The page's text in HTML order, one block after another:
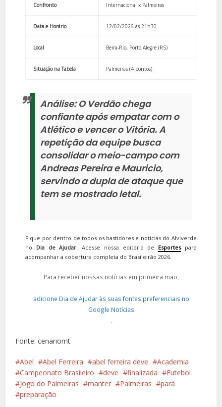
Confronto Internacional x Palmeiras
Data e Horário 12/02/2026 às 21h30
Local Beira-Rio, Porto Alegre (RS)
Situação na Tabela Palmeiras (4 pontos)
Análise:O Verdão chega
confiante após empatar com o
Atlético e vencer o Vitória. A
repetição da equipe busca
consolidar o meio-campo com
Andreas Pereira e Mauricio,
servindo a dupla de ataque que
tem se mostrado letal.
Fique por dentro de todos os bastidores e notícias do Alviverde
no Dia de Ajudar. Acesse nossa editoria de Esportespara
acompanhar a cobertura completa do Brasileirão 2026.
Para receber nossas notícias em primeira mão,
adicione Dia de Ajudar às suas fontes preferenciais no
Google Notícias
.
Fonte: cenariomt
Abel Abel Ferreira abel ferreira deve
Academia
Campeonato Brasileiro
deve finalizada
Futebol
Jogo do Palmeiras
manter Palmeiras
pará
preparação